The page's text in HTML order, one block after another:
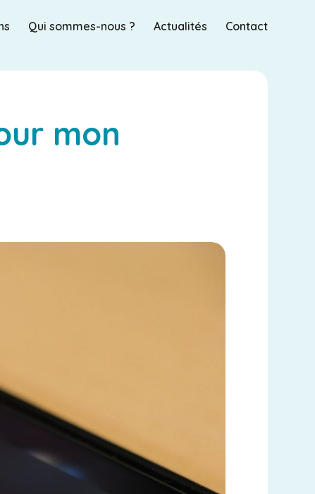
Qui sommes-nous ? Actualités Contact
mon